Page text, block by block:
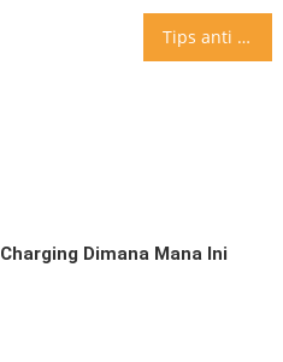
Tips anti virus buat yang tinggal di apartement atau sering naik liftıd19
Dimana Mana Ini